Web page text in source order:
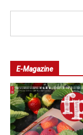
E-Magazine